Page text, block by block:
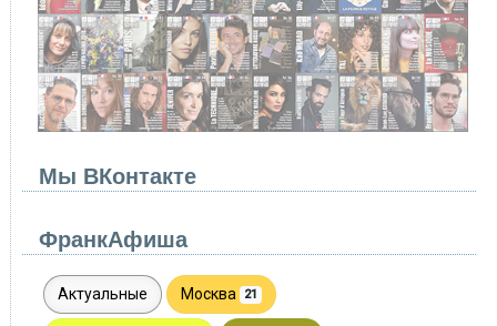
Мы ВКонтакте
ФранкАфиша